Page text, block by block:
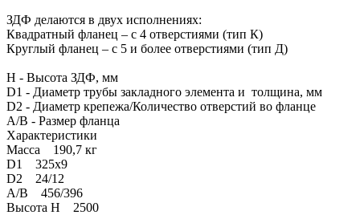
ЗДФ делаются в двух исполнениях:
Квадратный фланец – с 4 отверстиями (тип К)
Круглый фланец – с 5 и более отверстиями (тип Д)
H - Высота ЗДФ, мм
D1 - Диаметр трубы закладного элемента и толщина, мм
D2 - Диаметр крепежа/Количество отверстий во фланце
A/B - Размер фланца
Характеристики
Масса 190,7 кг
D1 325х9
D2 24/12
A/B 456/396
Высота H 2500